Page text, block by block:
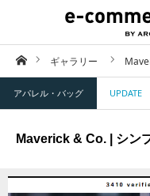
ホームギャラリー
アパレル・バッグ UPDATE
Maverick & Co. | シン
TOP
ABOUT